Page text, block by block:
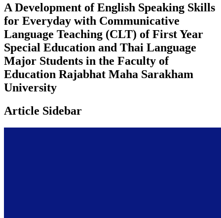
A Development of English Speaking Skills
for Everyday with Communicative
Language Teaching (CLT) of First Year
Special Education and Thai Language
Major Students in the Faculty of
Education Rajabhat Maha Sarakham
University
Article Sidebar